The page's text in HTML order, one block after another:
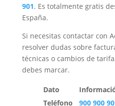
901. Es totalmente gratis
España.
Si necesitas contactar con
resolver dudas sobre
técnicas o cambios de
debes marcar.
Dato
Teléfono
900 900